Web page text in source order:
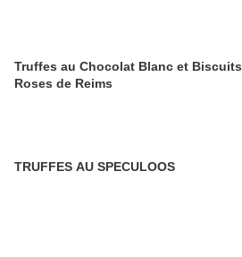
Truffes au Chocolat Blanc et Biscuits
Roses de Reims
TRUFFES AU SPECULOOS